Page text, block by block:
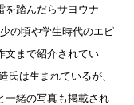
を踏んだらサヨウナ
の頃や学生時代のエピ
文まで紹介されてい
氏は生まれているが、
一緒の写真も掲載され